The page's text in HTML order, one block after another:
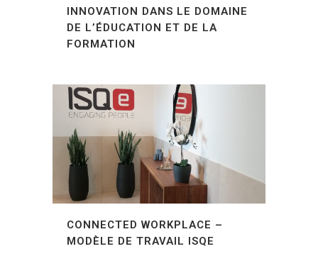
INNOVATION DANS LE DOMAINE
DE L’ÉDUCATION ET DE LA
FORMATION
CONNECTED WORKPLACE –
MODÈLE DE TRAVAIL ISQE